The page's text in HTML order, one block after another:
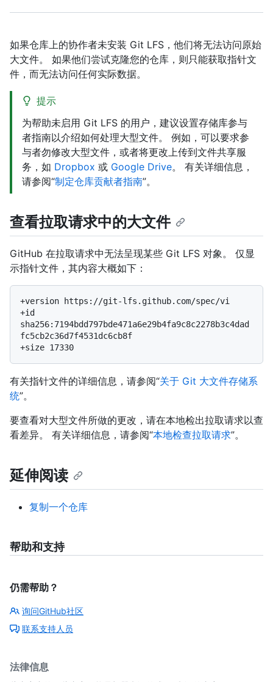
如果仓库上的协作者未安装 Git LFS，他们将无法访问原始
大文件。 如果他们尝试克隆您的仓库，则只能获取指针文
件，而无法访问任何实际数据。
提示
为帮助未启用 Git LFS 的用户，建议设置存储库参与
者指南以介绍如何处理大型文件。 例如，可以要求参
与者勿修改大型文件，或者将更改上传到文件共享服
务，如 Dropbox 或 Google Drive。 有关详细信息，
请参阅“制定仓库贡献者指南”。
查看拉取请求中的大文件
GitHub 在拉取请求中无法呈现某些 Git LFS 对象。 仅显
示指针文件，其内容大概如下：
+version https://git-lfs.github.com/spec/vi
+id
sha256:7194bdd797bde471a6e29b4fa9c8c2278b3c4dad
fc5cb2c36d7f4531dc6cb8f
有关指针文件的详细信息，请参阅“关于 Git 大文件存储系
统”。
要查看对大型文件所做的更改，请在本地检出拉取请求以查
看差异。 有关详细信息，请参阅“本地检查拉取请求”。
延伸阅读
复制一个仓库
帮助和支持
仍需帮助？
询问GitHub社区
联系支持人员
法律信息